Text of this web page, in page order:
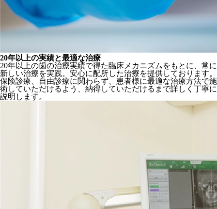
20年以上の実績と最適な治療
20年以上の歯の治療実績で得た臨床メカニズムをもとに、常に
新しい治療を実践。安心に配所した治療を提供しております。
保険診療、自由診療に関わらず、患者様に最適な治療方法で施
術していただけるよう、納得していただけるまで詳しく丁寧に
説明します。